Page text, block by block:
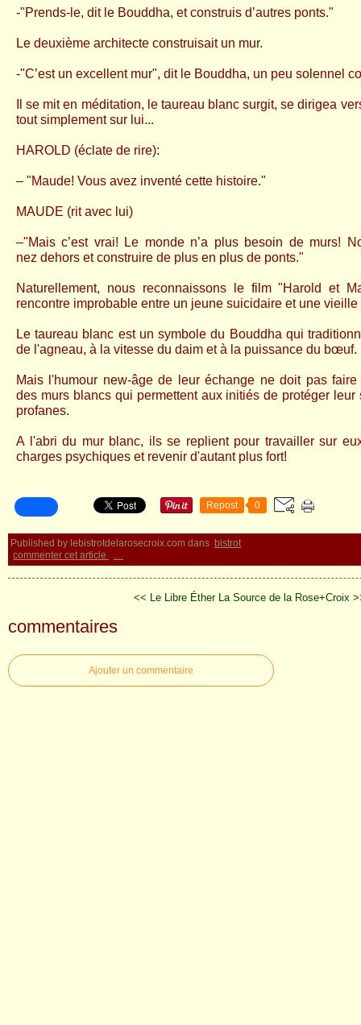
-"Prends-le, dit le Bouddha, et construis d’autres ponts."
Le deuxième architecte construisait un mur.
-"C’est un excellent mur", dit le Bouddha, un peu solennel
Il se mit en méditation, le taureau blanc surgit, se dirigea
tout simplement sur lui...
HAROLD (éclate de rire):
– "Maude! Vous avez inventé cette histoire."
MAUDE (rit avec lui)
–"Mais c’est vrai! Le monde n’a plus besoin de murs!
nez dehors et construire de plus en plus de ponts."
Naturellement, nous reconnaissons le film "Harold et
rencontre improbable entre un jeune suicidaire et une
Le taureau blanc est un symbole du Bouddha qui
de l'agneau, à la vitesse du daim et à la puissance du bœuf.
Mais l'humour new-âge de leur échange ne doit pas
des murs blancs qui permettent aux initiés de protéger leur
profanes.
A l'abri du mur blanc, ils se replient pour travailler sur
charges psychiques et revenir d'autant plus fort!
Repost 0
Published by lebistrotdelarosecroix.com dans bistrot
commenter cet article
…
<< Le Libre Éther La Source de la Rose+Croix
commentaires
Ajouter un commentaire